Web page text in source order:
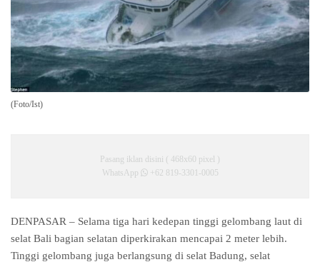
(Foto/Ist)
Pasang iklan disini ( 468x60 pixel )
WhatsApp
+62 819-3301-0005
DENPASAR – Selama tiga hari kedepan tinggi gelombang laut di
selat Bali bagian selatan diperkirakan mencapai 2 meter lebih.
Tinggi gelombang juga berlangsung di selat Badung, selat